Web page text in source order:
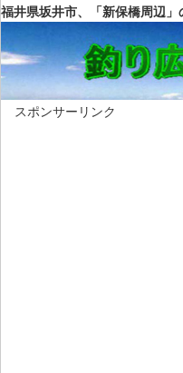
福井県坂井市、「新保橋周辺」
スポンサーリンク